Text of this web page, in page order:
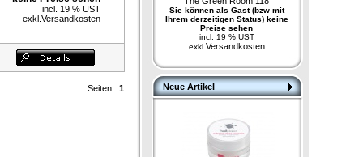
incl. 19 % UST
exkl. Versandkosten
Seiten: 1
Sie können als Gast (bzw mit
Ihrem derzeitigen Status) keine
Preise sehen
incl. 19 % UST
exkl. Versandkosten
Neue Artikel